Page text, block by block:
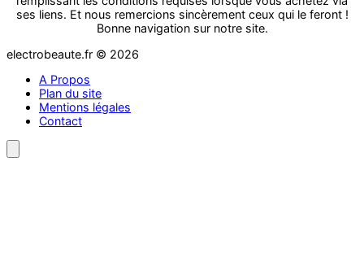
ses liens. Et nous remercions sincèrement ceux qui le feront !
Bonne navigation sur notre site.
electrobeaute.fr © 2026
A Propos
Plan du site
Mentions légales
Contact